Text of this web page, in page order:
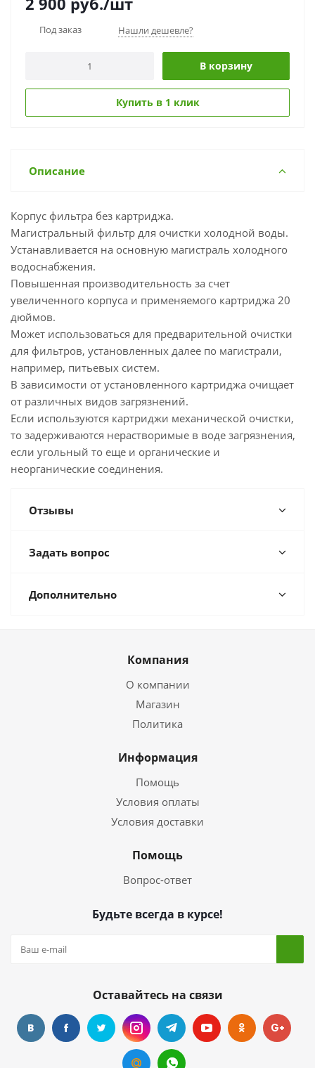
Под заказ Нашли дешевле?
В корзину
Купить в 1 клик
Описание
Корпус фильтра без картриджа.
Магистральный фильтр для очистки холодной воды.
Устанавливается на основную магистраль холодного
водоснабжения.
Повышенная производительность за счет
увеличенного корпуса и применяемого картриджа 20
дюймов.
Может использоваться для предварительной очистки
для фильтров, установленных далее по магистрали,
например, питьевых систем.
В зависимости от установленного картриджа очищает
от различных видов загрязнений.
Если используются картриджи механической очистки,
то задерживаются нерастворимые в воде загрязнения,
если угольный то еще и органические и
неорганические соединения.
Отзывы
Задать вопрос
Дополнительно
Компания
О компании
Магазин
Политика
Информация
Помощь
Условия оплаты
Условия доставки
Помощь
Вопрос-ответ
Будьте всегда в курсе!
Оставайтесь на связи